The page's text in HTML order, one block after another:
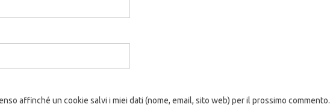
affinché un cookie salvi i miei dati (nome, email, sito web) per il prossimo commento.